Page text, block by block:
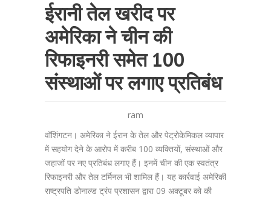
ईरानी तेल खरीद पर
अमेरिका ने चीन की
रिफाइनरी समेत 100
संस्थाओं पर लगाए प्रतिबंध
ram
वॉशिंगटन। अमेरिका ने ईरान के तेल और पेट्रोकेमिकल व्यापार
में सहयोग देने के आरोप में करीब 100 व्यक्तियों, संस्थाओं और
जहाजों पर नए प्रतिबंध लगाए हैं। इनमें चीन की एक स्वतंत्र
रिफाइनरी और तेल टर्मिनल भी शामिल हैं। यह कार्रवाई अमेरिकी
राष्ट्रपति डोनाल्ड ट्रंप प्रशासन द्वारा 09 अक्टूबर को की